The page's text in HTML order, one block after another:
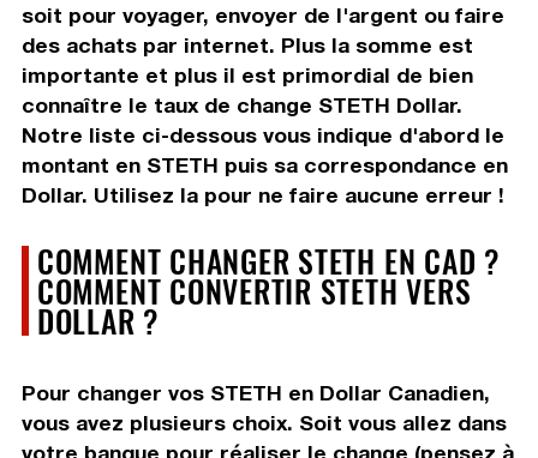
soit pour voyager, envoyer de l'argent ou faire
des achats par internet. Plus la somme est
importante et plus il est primordial de bien
connaître le taux de change STETH Dollar.
Notre liste ci-dessous vous indique d'abord le
montant en STETH puis sa correspondance en
Dollar. Utilisez la pour ne faire aucune erreur !
COMMENT CHANGER STETH EN CAD ?
COMMENT CONVERTIR STETH VERS
DOLLAR ?
Pour changer vos STETH en Dollar Canadien,
vous avez plusieurs choix. Soit vous allez dans
votre banque pour réaliser le change (pensez à